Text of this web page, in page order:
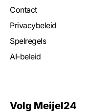
Contact
Privacybeleid
Spelregels
AI-beleid
Volg Meijel24